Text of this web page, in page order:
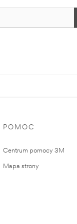
POMOC
Centrum pomocy 3M
Mapa strony